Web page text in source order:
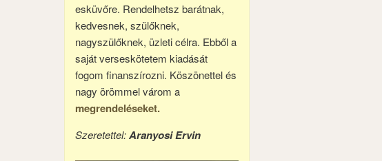
esküvőre. Rendelhetsz barátnak,
kedvesnek, szülőknek,
nagyszülőknek, üzleti célra. Ebből a
saját verseskötetem kiadását
fogom finanszírozni. Köszönettel és
nagy örömmel várom a
megrendeléseket.
Szeretettel:Aranyosi Ervin